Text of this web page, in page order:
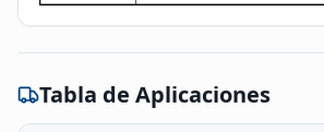
Tabla de Aplicaciones